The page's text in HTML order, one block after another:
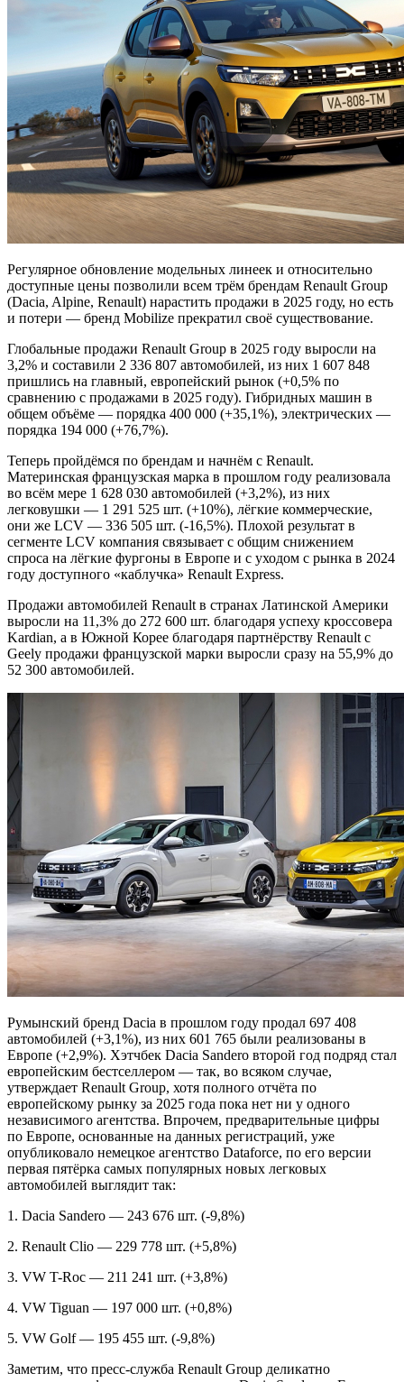
Регулярное обновление модельных линеек и относительно
доступные цены позволили всем трём брендам Renault Group
(Dacia, Alpine, Renault) нарастить продажи в 2025 году, но есть
и потери — бренд Mobilize прекратил своё существование.
Глобальные продажи Renault Group в 2025 году выросли на
3,2% и составили 2 336 807 автомобилей, из них 1 607 848
пришлись на главный, европейский рынок (+0,5% по
сравнению с продажами в 2025 году). Гибридных машин в
общем объёме — порядка 400 000 (+35,1%), электрических —
порядка 194 000 (+76,7%).
Теперь пройдёмся по брендам и начнём с Renault.
Материнская французская марка в прошлом году реализовала
во всём мере 1 628 030 автомобилей (+3,2%), из них
легковушки — 1 291 525 шт. (+10%), лёгкие коммерческие,
они же LCV — 336 505 шт. (-16,5%). Плохой результат в
сегменте LCV компания связывает с общим снижением
спроса на лёгкие фургоны в Европе и с уходом с рынка в 2024
году доступного «каблучка» Renault Express.
Продажи автомобилей Renault в странах Латинской Америки
выросли на 11,3% до 272 600 шт. благодаря успеху кроссовера
Kardian, а в Южной Корее благодаря партнёрству Renault с
Geely продажи французской марки выросли сразу на 55,9% до
52 300 автомобилей.
Румынский бренд Dacia в прошлом году продал 697 408
автомобилей (+3,1%), из них 601 765 были реализованы в
Европе (+2,9%). Хэтчбек Dacia Sandero второй год подряд стал
европейским бестселлером — так, во всяком случае,
утверждает Renault Group, хотя полного отчёта по
европейскому рынку за 2025 года пока нет ни у одного
независимого агентства. Впрочем, предварительные цифры
по Европе, основанные на данных регистраций, уже
опубликовало немецкое агентство Dataforce, по его версии
первая пятёрка самых популярных новых легковых
автомобилей выглядит так:
1. Dacia Sandero — 243 676 шт. (-9,8%)
2. Renault Clio — 229 778 шт. (+5,8%)
3. VW T-Roc — 211 241 шт. (+3,8%)
4. VW Tiguan — 197 000 шт. (+0,8%)
5. VW Golf — 195 455 шт. (-9,8%)
Заметим, что пресс-служба Renault Group деликатно